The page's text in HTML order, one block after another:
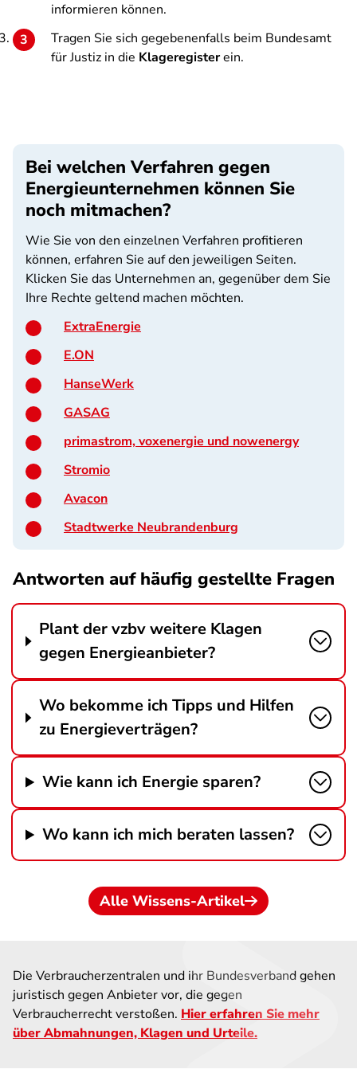
informieren können.
Tragen Sie sich gegebenenfalls beim Bundesamt
für Justiz in die Klageregisterein.
Bei welchen Verfahren gegen
Energieunternehmen können Sie
noch mitmachen?
Wie Sie von den einzelnen Verfahren profitieren
können, erfahren Sie auf den jeweiligen Seiten.
Klicken Sie das Unternehmen an, gegenüber dem Sie
Ihre Rechte geltend machen möchten.
ExtraEnergie
E.ON
HanseWerk
GASAG
primastrom, voxenergie und nowenergy
Stromio
Avacon
Stadtwerke Neubrandenburg
Antworten auf häufig gestellte Fragen
Plant der vzbv weitere Klagen
gegen Energieanbieter?
Wo bekomme ich Tipps und Hilfen
zu Energieverträgen?
Wie kann ich Energie sparen?
Wo kann ich mich beraten lassen?
Alle Wissens-Artikel
Die Verbraucherzentralen und ihr Bundesverband gehen
juristisch gegen Anbieter vor, die gegen
Verbraucherrecht verstoßen. Hier erfahren Sie mehr
über Abmahnungen, Klagen und Urteile.